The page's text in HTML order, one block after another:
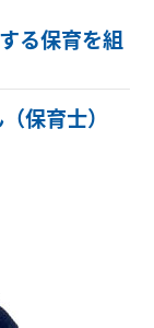
る保育を組
保育士）